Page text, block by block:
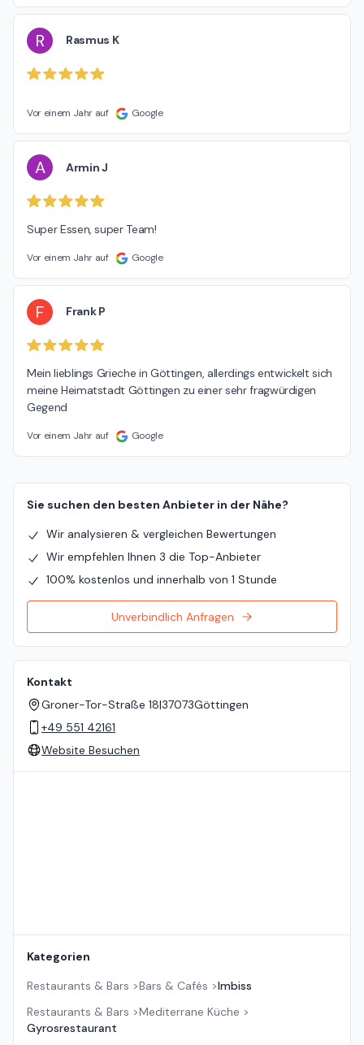
R Rasmus K
Vor einem Jahr auf Google
A Armin J
Super Essen, super Team!
Vor einem Jahr auf Google
F Frank P
Mein lieblings Grieche in Göttingen, allerdings entwickelt sich
meine Heimatstadt Göttingen zu einer sehr fragwürdigen
Gegend
Vor einem Jahr auf Google
Sie suchen den besten Anbieter in der Nähe?
Wir analysieren & vergleichen Bewertungen
Wir empfehlen Ihnen 3 die Top-Anbieter
100% kostenlos und innerhalb von 1 Stunde
Unverbindlich Anfragen
Kontakt
Groner-Tor-Straße 18|37073Göttingen
+49 551 42161
Website Besuchen
Kategorien
Restaurants & Bars >Bars & Cafés >Imbiss
Restaurants & Bars >Mediterrane Küche >
Gyrosrestaurant